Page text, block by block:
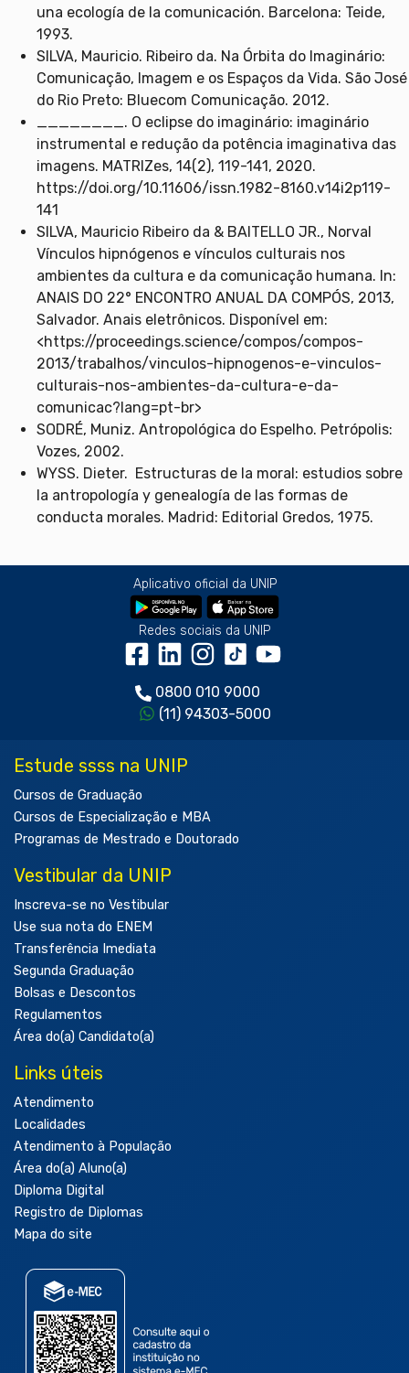
una ecología de la comunicación. Barcelona: Teide,
1993.
SILVA, Mauricio. Ribeiro da. Na Órbita do Imaginário:
Comunicação, Imagem e os Espaços da Vida. São José
do Rio Preto: Bluecom Comunicação. 2012.
________. O eclipse do imaginário: imaginário
instrumental e redução da potência imaginativa das
imagens. MATRIZes, 14(2), 119-141, 2020.
https://doi.org/10.11606/issn.1982-8160.v14i2p119-
141
SILVA, Mauricio Ribeiro da & BAITELLO JR., Norval
Vínculos hipnógenos e vínculos culturais nos
ambientes da cultura e da comunicação humana. In:
ANAIS DO 22° ENCONTRO ANUAL DA COMPÓS, 2013,
Salvador. Anais eletrônicos. Disponível em:
<https://proceedings.science/compos/compos-
2013/trabalhos/vinculos-hipnogenos-e-vinculos-
culturais-nos-ambientes-da-cultura-e-da-
comunicac?lang=pt-br>
SODRÉ, Muniz. Antropológica do Espelho. Petrópolis:
Vozes, 2002.
WYSS. Dieter. Estructuras de la moral: estudios sobre
la antropología y genealogía de las formas de
conducta morales. Madrid: Editorial Gredos, 1975.
Aplicativo oficial da UNIP
Redes sociais da UNIP
0800 010 9000
(11) 94303-5000
Estude ssss na UNIP
Cursos de Graduação
Cursos de Especialização e MBA
Programas de Mestrado e Doutorado
Vestibular da UNIP
Inscreva-se no Vestibular
Use sua nota do ENEM
Transferência Imediata
Segunda Graduação
Bolsas e Descontos
Regulamentos
Área do(a) Candidato(a)
Links úteis
Atendimento
Localidades
Atendimento à População
Área do(a) Aluno(a)
Diploma Digital
Registro de Diplomas
Mapa do site